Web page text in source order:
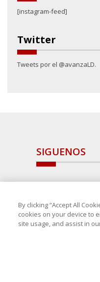
[instagram-feed]
Twitter
Tweets por el @avanzaLD.
SIGUENOS
By clicking “Accept All
cookies on your device to
site usage, and assist in